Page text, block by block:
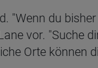
"Wenn du
vor. "Suche
Orte können